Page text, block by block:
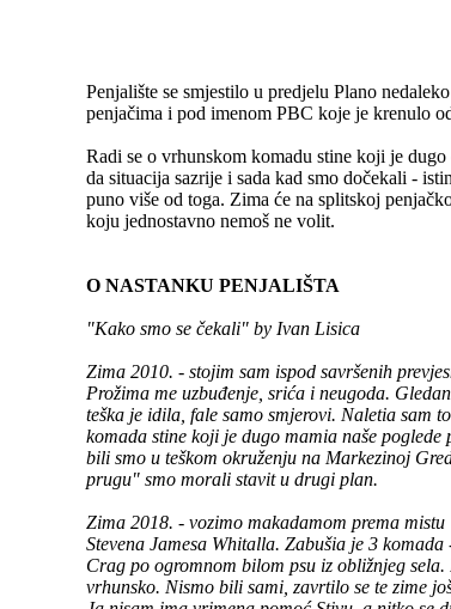
Penjalište se smjestilo u predjelu Plano
penjačima i pod imenom PBC koje je krenulo
Radi se o vrhunskom komadu stine koji je
da situacija sazrije i sada kad smo dočekali -
puno više od toga. Zima će na splitskoj
koju jednostavno nemoš ne volit.
O NASTANKU PENJALIŠTA
"Kako smo se čekali" by Ivan Lisica
Zima 2010. - stojim sam ispod savršenih
Prožima me uzbuđenje, srića i neugoda.
teška je idila, fale samo smjerovi. Naletia sam
komada stine koji je dugo mamia naše
bili smo u teškom okruženju na Markezinoj
prugu" smo morali stavit u drugi plan.
Zima 2018. - vozimo makadamom prema
Stevena Jamesa Whitalla. Zabušia je 3
Crag po ogromnom bilom psu iz obližnjeg
vrhunsko. Nismo bili sami, zavrtilo se te zime